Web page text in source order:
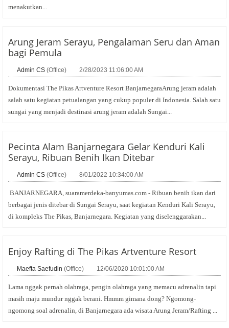
menakutkan...
Arung Jeram Serayu, Pengalaman Seru dan Aman
bagi Pemula
Admin CS (Office) 2/28/2023 11:06:00 AM
Dokumentasi The Pikas Artventure Resort BanjarnegaraArung jeram adalah
salah satu kegiatan petualangan yang cukup populer di Indonesia. Salah satu
sungai yang menjadi destinasi arung jeram adalah Sungai...
Pecinta Alam Banjarnegara Gelar Kenduri Kali
Serayu, Ribuan Benih Ikan Ditebar
Admin CS (Office) 8/01/2022 10:34:00 AM
BANJARNEGARA, suaramerdeka-banyumas.com - Ribuan benih ikan dari
berbagai jenis ditebar di Sungai Serayu, saat kegiatan Kenduri Kali Serayu,
di kompleks The Pikas, Banjarnegara. Kegiatan yang diselenggarakan...
Enjoy Rafting di The Pikas Artventure Resort
Maefta Saefudin (Office) 12/06/2020 10:01:00 AM
Lama nggak pernah olahraga, pengin olahraga yang memacu adrenalin tapi
masih maju mundur nggak berani. Hmmm gimana dong? Ngomong-
ngomong soal adrenalin, di Banjarnegara ada wisata Arung Jeram/Rafting ...